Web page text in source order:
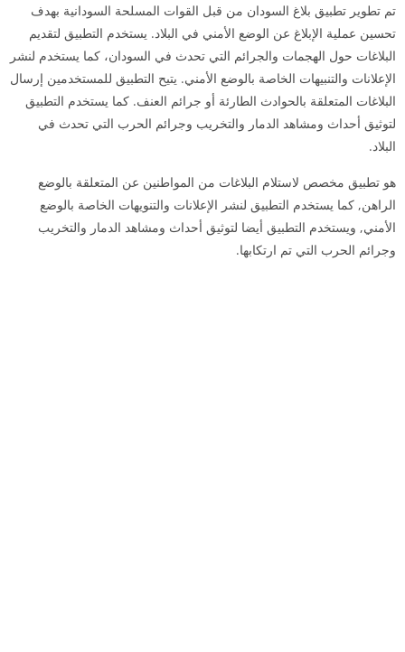
تم تطوير تطبيق بلاغ السودان من قبل القوات المسلحة السودانية بهدف
تحسين عملية الإبلاغ عن الوضع الأمني في البلاد. يستخدم التطبيق لتقديم
البلاغات حول الهجمات والجرائم التي تحدث في السودان، كما يستخدم لنشر
الإعلانات والتنبيهات الخاصة بالوضع الأمني. يتيح التطبيق للمستخدمين إرسال
البلاغات المتعلقة بالحوادث الطارئة أو جرائم العنف. كما يستخدم التطبيق
لتوثيق أحداث ومشاهد الدمار والتخريب وجرائم الحرب التي تحدث في
البلاد.
هو تطبيق مخصص لاستلام البلاغات من المواطنين عن المتعلقة بالوضع
الراهن, كما يستخدم التطبيق لنشر الإعلانات والتنويهات الخاصة بالوضع
الأمني, ويستخدم التطبيق أيضا لتوثيق أحداث ومشاهد الدمار والتخريب
وجرائم الحرب التي تم ارتكابها.